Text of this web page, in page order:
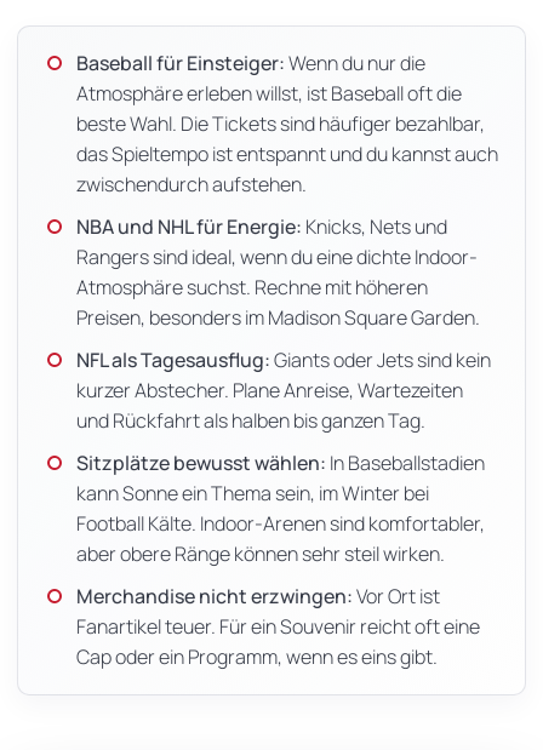
Baseball für Einsteiger:Wenn du nur die
Atmosphäre erleben willst, ist Baseball oft die
beste Wahl. Die Tickets sind häufiger bezahlbar,
das Spieltempo ist entspannt und du kannst auch
zwischendurch aufstehen.
NBA und NHL für Energie: Knicks, Nets und
Rangers sind ideal, wenn du eine dichte Indoor-
Atmosphäre suchst. Rechne mit höheren
Preisen, besonders im Madison Square Garden.
NFL als Tagesausflug:Giants oder Jets sind kein
kurzer Abstecher. Plane Anreise, Wartezeiten
und Rückfahrt als halben bis ganzen Tag.
Sitzplätze bewusst wählen: In Baseballstadien
kann Sonne ein Thema sein, im Winter bei
Football Kälte. Indoor-Arenen sind komfortabler,
aber obere Ränge können sehr steil wirken.
Merchandise nicht erzwingen:Vor Ort ist
Fanartikel teuer. Für ein Souvenir reicht oft eine
Cap oder ein Programm, wenn es eins gibt.